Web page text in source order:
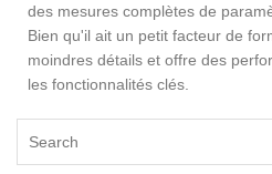
des mesures complètes de
Bien qu'il ait un petit facteur de
moindres détails et offre des
les fonctionnalités clés.